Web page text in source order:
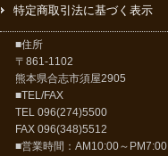
特定商取引法に基づく表示
■住所
〒861-1102
熊本県合志市須屋2905
■TEL/FAX
TEL 096(274)5500
FAX 096(348)5512
■営業時間：AM10:00～PM7:00